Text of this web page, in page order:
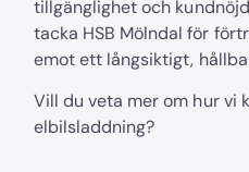
tillgänglighet och
tacka HSB Mölndal för
emot ett långsiktigt,
Vill du veta mer om hur vi
elbilsladdning?